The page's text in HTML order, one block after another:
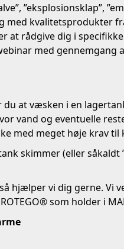
”eksplosionsklap”,
med kvalitetsprodukter
at rådgive dig i
med
du at væsken i en
vand og eventuelle
med meget høje krav
skimmer (eller
hjælper vi dig gerne. Vi
som holder i